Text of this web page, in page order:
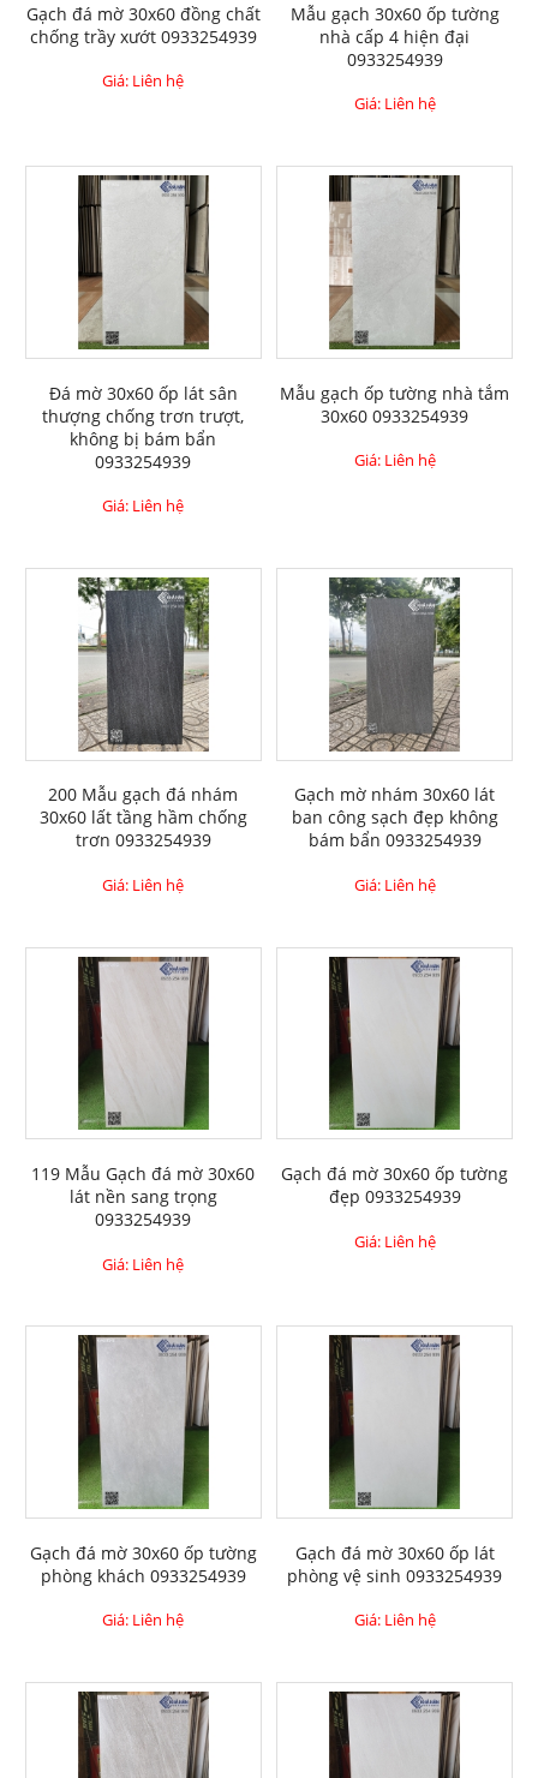
Gạch đá mờ 30x60 đồng chất
chống trầy xướt 0933254939
Giá: Liên hệ
Mẫu gạch 30x60 ốp tường
nhà cấp 4 hiện đại
0933254939
Giá: Liên hệ
Đá mờ 30x60 ốp lát sân
thượng chống trơn trượt,
không bị bám bẩn
0933254939
Giá: Liên hệ
Mẫu gạch ốp tường nhà tắm
30x60 0933254939
Giá: Liên hệ
200 Mẫu gạch đá nhám
30x60 lất tầng hầm chống
trơn 0933254939
Giá: Liên hệ
Gạch mờ nhám 30x60 lát
ban công sạch đẹp không
bám bẩn 0933254939
Giá: Liên hệ
119 Mẫu Gạch đá mờ 30x60
lát nền sang trọng
0933254939
Giá: Liên hệ
Gạch đá mờ 30x60 ốp tường
đẹp 0933254939
Giá: Liên hệ
Gạch đá mờ 30x60 ốp tường
phòng khách 0933254939
Giá: Liên hệ
Gạch đá mờ 30x60 ốp lát
phòng vệ sinh 0933254939
Giá: Liên hệ